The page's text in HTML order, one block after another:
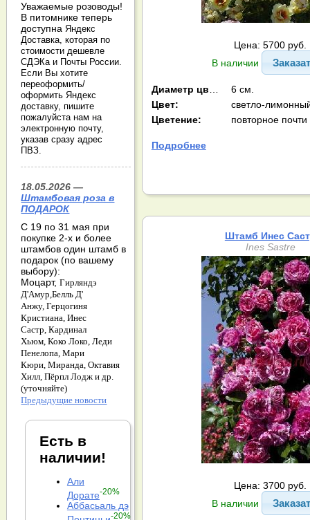
Цена: 5700 руб.
В наличии
6 см.
Цвет:
Цветение:
повторное
Подробнее
Штамб Инес
Ines Sastre
Цена: 3700 руб.
В наличии
Уважаемые розоводы!
В питомнике теперь
доступнаЯндекс
Доставка, которая по
стоимости дешевле
СДЭКа и Почты России.
Если Вы хотите
переоформить/
оформить Яндекс
доставку, пишите
пожалуйста нам на
электронную почту,
указав сразу адрес
ПВЗ.
18.05.2026 —
Штамбовая роза в
ПОДАРОК
С 19 по 31 мая при
покупке 2-х и более
штамбов один штамб в
подарок (по вашему
выбору):
Моцарт,Гирляндэ
Д'Амур,Белль Д'
Анжу,Герцогиня
Кристиана,Инес
Састр,Кардинал
Хьюм,Коко Локо,Леди
Пенелопа,Мари
Кюри,Миранда,Октавия
Хилл,Пёрпл Лодж и др.
(уточняйте)
Предыдущие новости
Есть в
наличии!
Али
Дорате-20%
Аббасьаль дэ
-20%